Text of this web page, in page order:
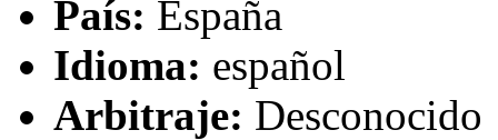
País: España
Idioma: español
Arbitraje: Desconocido